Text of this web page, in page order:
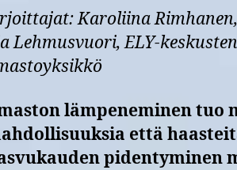
Karoliina
Lehmusvuori, ELY-
lämpeneminen tuo
että
pidentyminen